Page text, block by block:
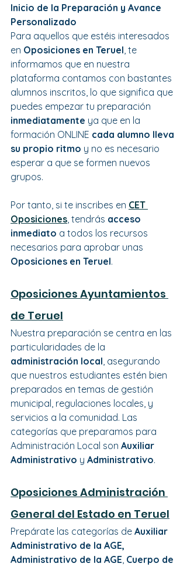
Inicio de la Preparación y Avance
Personalizado
Para aquellos que estéis interesados
en Oposiciones en Teruel , te
informamos que en nuestra
plataforma contamos con bastantes
alumnos inscritos, lo que significa que
puedes empezar tu preparación
inmediatamente ya que en la
formación ONLINE cada alumno lleva
su propio ritmo y no es necesario
esperar a que se formen nuevos
grupos.
Por tanto, si te inscribes en CET
Oposiciones , tendrás acceso
inmediato a todos los recursos
necesarios para aprobar unas
Oposiciones en Teruel.
Oposiciones Ayuntamientos
de Teruel
Nuestra preparación se centra en las
particularidades de la
administración local , asegurando
que nuestros estudiantes estén bien
preparados en temas de gestión
municipal, regulaciones locales, y
servicios a la comunidad. Las
categorías que preparamos para
Administración Local son Auxiliar
Administrativo y Administrativo.
Oposiciones Administración
General del Estado en Teruel
Prepárate las categorías de Auxiliar
Administrativo de la AGE,
Administrativo de la AGE Cuerpo de